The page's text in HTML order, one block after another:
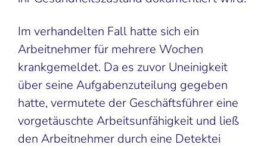
Im verhandelten Fall hatte sich ein
Arbeitnehmer für mehrere Wochen
krankgemeldet. Da es zuvor Uneinigkeit
über seine Aufgabenzuteilung gegeben
hatte, vermutete der Geschäftsführer eine
vorgetäuschte Arbeitsunfähigkeit und ließ
den Arbeitnehmer durch eine Detektei